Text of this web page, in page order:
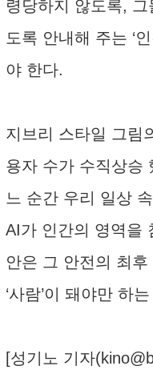
령당하지 않도록,
도록 안내해 주는 ‘
야 한다.
지브리 스타일 그림
용자 수가 수직상승
느 순간 우리 일상
AI가 인간의 영역을
안은 그 안전의 최
‘사람’이 돼야만 하
[성기노 기자(